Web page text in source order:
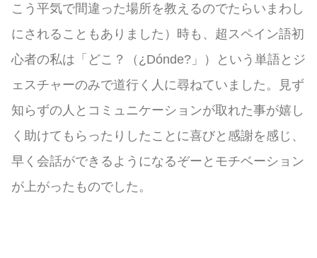
こう平気で間違った場所を教えるのでたらいまわし
にされることもありました）時も、超スペイン語初
心者の私は「どこ？（¿Dónde?」）という単語とジ
ェスチャーのみで道行く人に尋ねていました。見ず
知らずの人とコミュニケーションが取れた事が嬉し
く助けてもらったりしたことに喜びと感謝を感じ、
早く会話ができるようになるぞーとモチベーション
が上がったものでした。